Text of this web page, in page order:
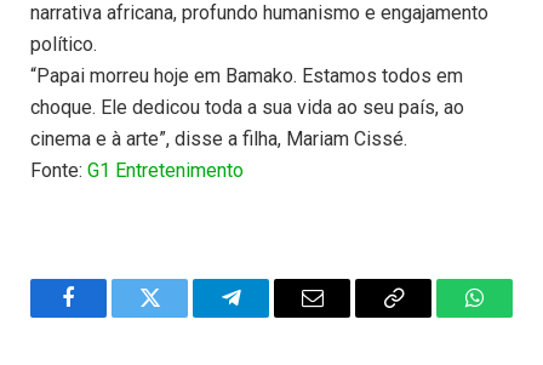
narrativa africana, profundo humanismo e engajamento
político.
“Papai morreu hoje em Bamako. Estamos todos em
choque. Ele dedicou toda a sua vida ao seu país, ao
cinema e à arte”, disse a filha, Mariam Cissé.
Fonte: G1 Entretenimento
FacebookTwitter TelegramEmail
Copy